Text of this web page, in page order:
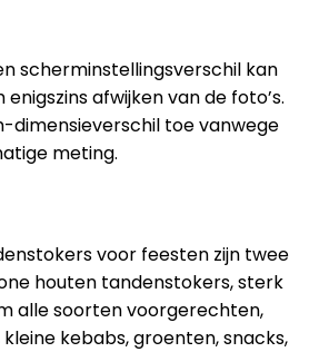
scherminstellingsverschil kan
afwijken van de foto’s.
dimensieverschil toe vanwege
meting.
voor feesten zijn twee
houten tandenstokers, sterk
alle soorten voorgerechten,
kebabs, groenten, snacks,